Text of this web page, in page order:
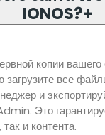
IONOS?+
копии
загрузите все
и
Это
и контента.